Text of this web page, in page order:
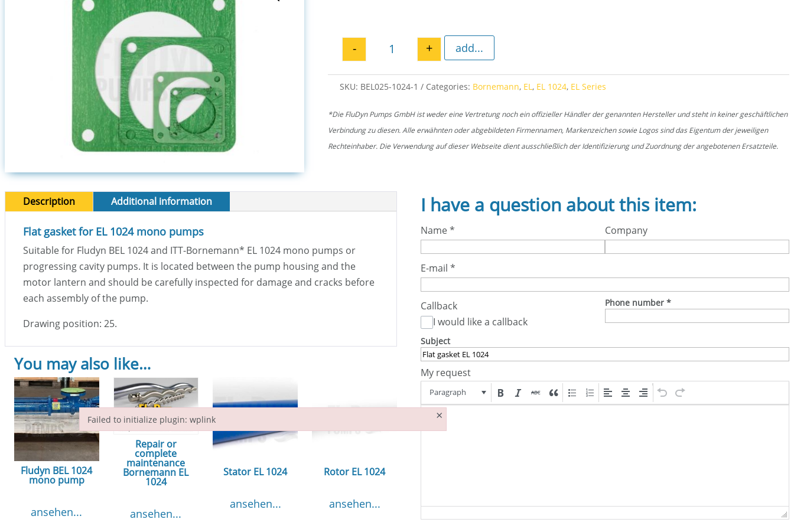
Flat gasket EL 1024 quantity
- + add...
SKU: BEL025-1024-1 Categories: Bornemann, EL, EL 1024, EL Series
*Die FluDyn Pumps GmbH ist weder eine Vertretung noch ein offizieller Händler der genannten Hersteller und steht in keiner geschäftlichen
Verbindung zu diesen. Alle erwähnten oder abgebildeten Firmennamen, Markenzeichen sowie Logos sind das Eigentum der jeweiligen
Rechteinhaber. Die Verwendung auf dieser Webseite dient ausschließlich der Identifizierung und Zuordnung der angebotenen Ersatzteile.
Description Additional information
Flat gasket for EL 1024 mono pumps
Suitable for Fludyn BEL 1024 and ITT-Bornemann* EL 1024 mono pumps or
progressing cavity pumps. It is located between the pump housing and the
motor lantern and should be carefully inspected for damage and cracks before
each assembly of the pump.
Drawing position: 25.
You may also like…
Fludyn BEL 1024
mono pump
ansehen...
Repair or
complete
maintenance
Bornemann EL
1024
ansehen...
Stator EL 1024
ansehen...
Rotor EL 1024
ansehen...
I have a question about this item:
Name* Company
E-mail *
Callback
I would like a callback
Phone number *
Subject
My request
Paragraph
Failed to initialize plugin: wplink ×
Failed to initialize plugin: wplink